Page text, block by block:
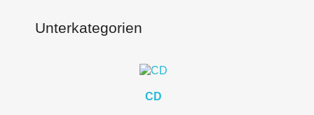
Unterkategorien
CD